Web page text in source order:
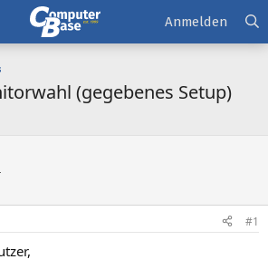
Anmelden
(gegebenes Setup)
#1